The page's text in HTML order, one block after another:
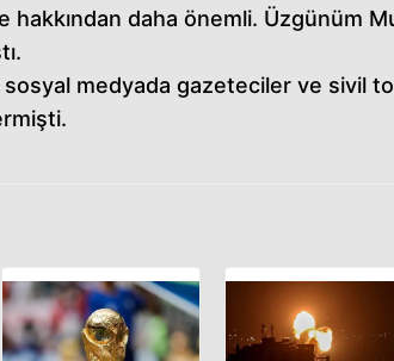
hakkından daha önemli. Üzgünüm
medyada gazeteciler ve sivil